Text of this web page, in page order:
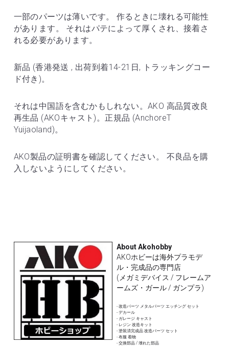
一部のパーツは薄いです。 作るときに壊れる可能性
があります。 それはパテによって厚くされ、接着さ
れる必要があります。
新品 (香港発送 , 出荷到着14-21日, トラッキングコー
ド付き)。
それは中国語を含むかもしれない。AKO 高品質改良
再生品 (AKOキャスト)。正規品 (AnchoreT
Yuijaoland)。
AKO製品の証明書を確認してください。 不良品を購
入しないようにしてください。
About Akohobby
AKOホビーは海外プラモデ
ル・完成品の専門店
(メガミデバイス / フレームア
ームズ・ガール / ガンプラ)
- 改造パーツ メタルパーツ エッチング セット
- デカール
- ガレージ キャスト
- レジン 改造キット
- 塗装済完成品 改造パーツ セット
- 布服 着物
- 交換部品 / 壊れた部品